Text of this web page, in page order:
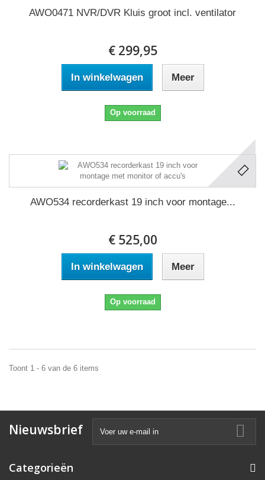
AWO0471 NVR/DVR Kluis groot incl. ventilator
€ 299,95
In winkelwagen Meer
Op voorraad
AWO534 recorderkast 19 inch voor montage...
€ 525,00
In winkelwagen Meer
Op voorraad
Toont 1 - 6 van de 6 items
Nieuwsbrief
Categorieën